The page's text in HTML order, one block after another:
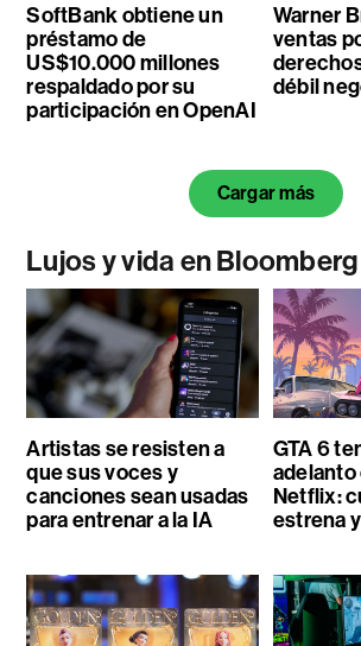
SoftBank obtiene un
préstamo de
US$10.000 millones
respaldado por su
participación en OpenAI
Warner
ventas
débil
Cargar más
Lujos y vida en
Artistas se resisten a
que sus voces y
canciones sean usadas
para entrenar a la IA
GTA 6
Netflix:
estrena